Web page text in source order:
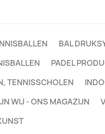
BAL
PADEL
TENNISSCHOLEN
WIJ - ONS MAGAZIJN